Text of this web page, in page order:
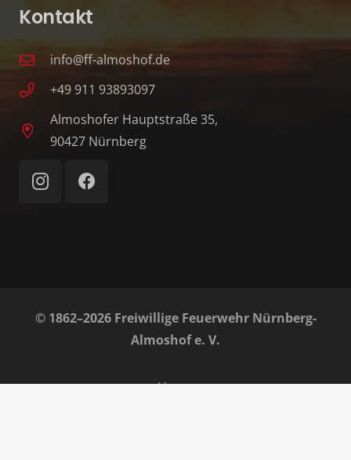
Kontakt
info@ff-almoshof.de
+49 911 93893097
Almoshofer Hauptstraße 35,
90427 Nürnberg
© 1862–2026 Freiwillige Feuerwehr Nürnberg-
Almoshof e. V.
Home